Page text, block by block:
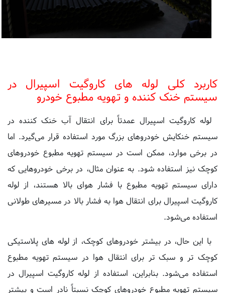
سیستم خنک کننده و تهویه مطبوع خودرو
لوله کاروگیت اسپیرال عمدتاً برای انتقال آب خنک کننده در
سیستم خنکایش خودروهای بزرگ مورد استفاده قرار می‌گیرد. اما
در برخی موارد، ممکن است در سیستم تهویه مطبوع خودروهای
کوچک نیز استفاده شود. به عنوان مثال، در برخی خودروهایی که
دارای سیستم تهویه مطبوع با فشار هوای بالا هستند، از لوله
کاروگیت اسپیرال برای انتقال هوا به فشار بالا در مسیرهای طولانی
استفاده می‌شود.
با این حال، در بیشتر خودروهای کوچک، از لوله های پلاستیکی
کوچک تر و سبک تر برای انتقال هوا در سیستم تهویه مطبوع
استفاده می‌شود. بنابراین، استفاده از لوله کاروگیت اسپیرال در
سیستم تهویه مطبوع خودروهای کوچک نسبتاً نادر است و بیشتر
در خودروهای بزرگ مورد استفاده قرار می‌گیرد.